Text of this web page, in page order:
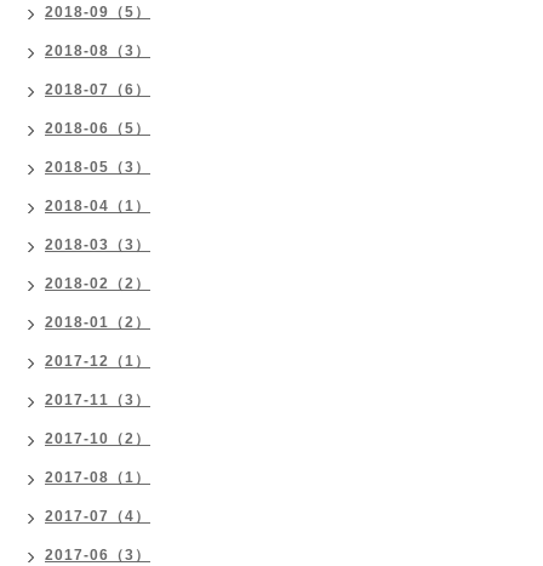
2018-09（5）
2018-08（3）
2018-07（6）
2018-06（5）
2018-05（3）
2018-04（1）
2018-03（3）
2018-02（2）
2018-01（2）
2017-12（1）
2017-11（3）
2017-10（2）
2017-08（1）
2017-07（4）
2017-06（3）